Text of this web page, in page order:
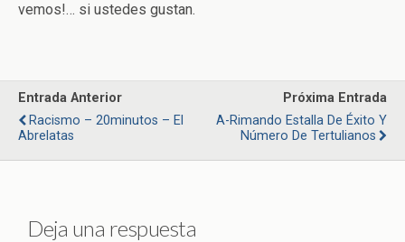
vemos!… si ustedes gustan.
Entrada Anterior
Racismo – 20minutos – El
Abrelatas
Próxima Entrada
A-Rimando Estalla De Éxito Y
Número De Tertulianos
Deja una respuesta